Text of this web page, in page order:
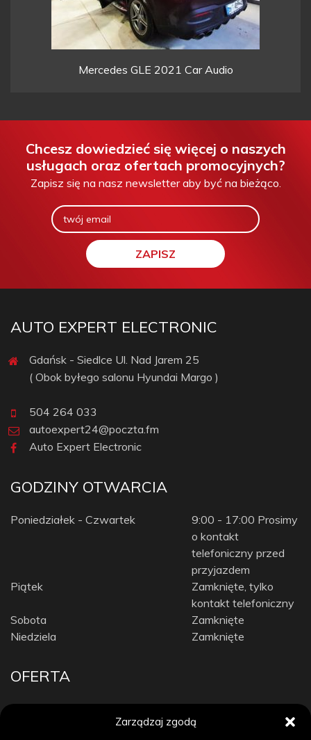
Zarządzaj zgodą
Mercedes GLE 2021 Car Audio
Chcesz dowiedzieć się więcej o naszych
usługach oraz ofertach promocyjnych?
Zapisz się na nasz newsletter aby być na bieżąco.
AUTO EXPERT ELECTRONIC
Gdańsk - Siedlce Ul. Nad Jarem 25
( Obok byłego salonu Hyundai Margo )
504 264 033
autoexpert24@poczta.fm
Auto Expert Electronic
GODZINY OTWARCIA
Poniedziałek - Czwartek
9:00 - 17:00 Prosimy
o kontakt
telefoniczny przed
przyjazdem
Piątek
Zamknięte, tylko
kontakt telefoniczny
Sobota
Zamknięte
Niedziela
Zamknięte
OFERTA
Diagnostyka komputerowa / Tuning